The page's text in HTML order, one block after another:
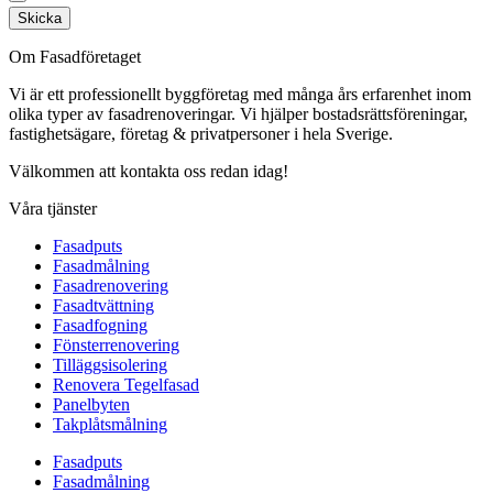
Skicka
Om Fasadföretaget
Vi är ett professionellt byggföretag med många års erfarenhet inom
olika typer av fasadrenoveringar. Vi hjälper bostadsrättsföreningar,
fastighetsägare, företag & privatpersoner i hela Sverige.
Välkommen att kontakta oss redan idag!
Våra tjänster
Fasadputs
Fasadmålning
Fasadrenovering
Fasadtvättning
Fasadfogning
Fönsterrenovering
Tilläggsisolering
Renovera Tegelfasad
Panelbyten
Takplåtsmålning
Fasadputs
Fasadmålning